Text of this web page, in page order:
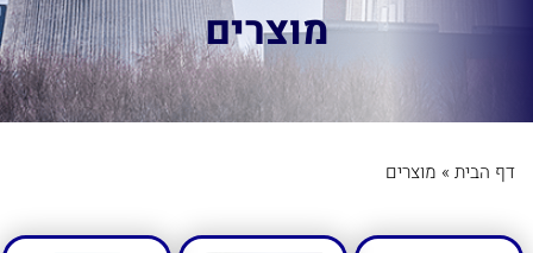
מוצרים
דף הבית » מוצרים